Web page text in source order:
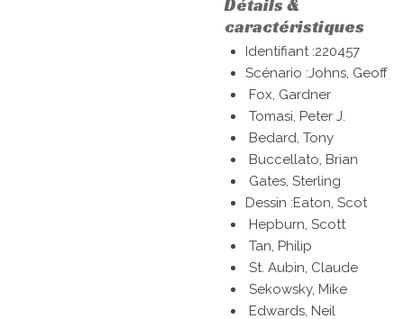
caractéristiques
Identifiant :220457
Scénario :Johns, Geoff
Fox, Gardner
Tomasi, Peter J.
Bedard, Tony
Buccellato, Brian
Gates, Sterling
Dessin :Eaton, Scot
Hepburn, Scott
Tan, Philip
St. Aubin, Claude
Sekowsky, Mike
Edwards, Neil